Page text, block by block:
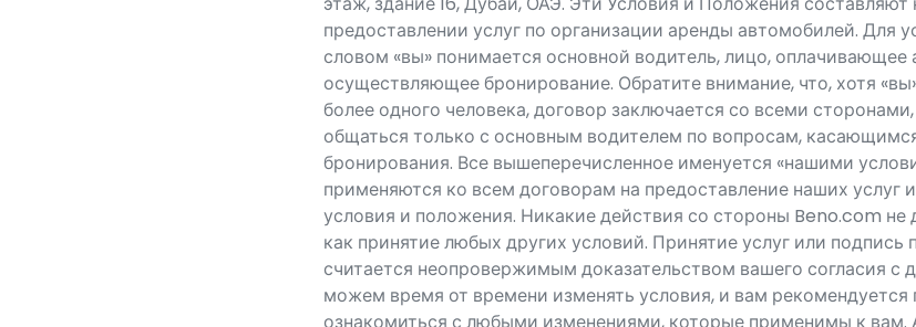
предоставлении услуг по организации аренды автомобилей. Для
словом «вы» понимается основной водитель, лицо, оплачивающее
осуществляющее бронирование. Обратите внимание, что, хотя
более одного человека, договор заключается со всеми
общаться только с основным водителем по вопросам,
бронирования. Все вышеперечисленное именуется «нашими
применяются ко всем договорам на предоставление наших услуг
условия и положения. Никакие действия со стороны Beno.com
как принятие любых других условий. Принятие услуг или
считается неопровержимым доказательством вашего согласия
можем время от времени изменять условия, и вам рекомендуется